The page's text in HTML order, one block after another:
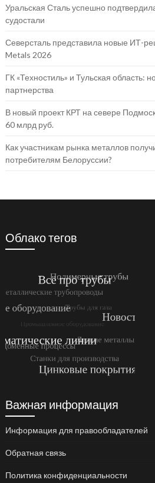
Уральская Сталь успешно
судостали
Северсталь представила новые ИТ-
Metals 2026
ГК «Техностиль» и Тульская область:
партнерства
В новый проект КРТ на севере
60 млрд руб.
Как участникам рынка металлов
потребителям Белоруссии?
Облако тегов
Важная информация
Информация для правообладателей
Обратная связь
Политика конфиденциальности